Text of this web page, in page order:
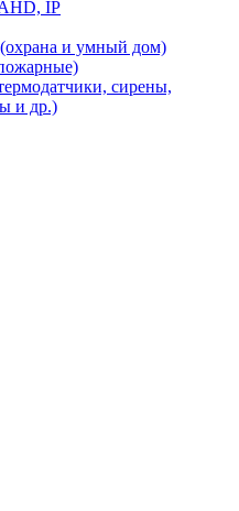
IP
и умный дом)
сирены,
и др.)